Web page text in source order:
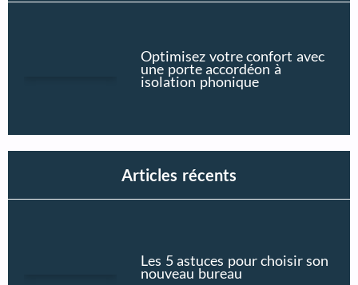
Optimisez votre confort avec
une porte accordéon à
isolation phonique
Articles récents
Les 5 astuces pour choisir son
nouveau bureau